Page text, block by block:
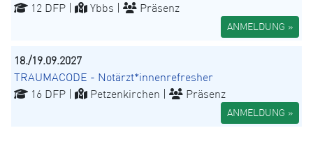
12 DFP |
Ybbs | Präsenz
ANMELDUNG »
18./19.09.2027
TRAUMACODE - Notärzt*innenrefresher
16 DFP |
Petzenkirchen | Präsenz
ANMELDUNG »